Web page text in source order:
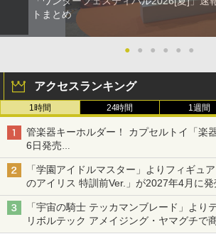
トまとめ
● ● ● ● ● ●
アクセスランキング
1時間 24時間 1週間
管楽器キーホルダー！ カプセルトイ「楽
6日発売
チューバ、テナサクなど5種各3色
「学園アイドルマスター」よりフィギュ
のアイリス 特訓前Ver.」が2027年4月に発
「宇宙の騎士 テッカマンブレード」より
リボルテック アメイジング・ヤマグチで